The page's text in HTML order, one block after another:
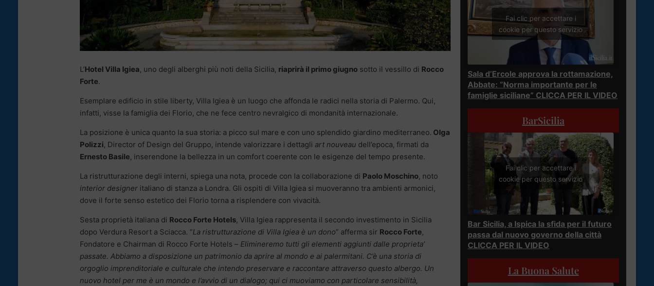
L’Hotel Villa Igiea, uno degli alberghi più noti della Sicilia, riaprirà il primo giugno sotto il vessillo di Rocco
Forte.
Esemplare edificio in stile liberty, Villa Igiea è un luogo che affonda le radici nella storia di Palermo. Qui,
infatti, visse la famiglia dei Florio, che ne fece centro nevralgico di mondanità internazionale.
La posizione è unica quanto la sua storia: a picco sul mare e con uno splendido giardino mediterraneo. Olga
Polizzi, Director of Design del Gruppo, intende valorizzare i dettagli art nouveau dell’epoca, firmati da
Ernesto Basile, inserendone la bellezza in un comfort coerente con le esigenze del tempo presente.
La ristrutturazione degli interni, spiega una nota, procede con la collaborazione di Paolo Moschino, noto
interior designer italiano di stanza a Londra. Gli ospiti di Villa Igiea si muoveranno tra ambienti armonici,
dove il forte senso estetico dei Florio torna a risplendere con vivacità.
Sesta proprietà italiana di Rocco Forte Hotels, Villa Igiea rappresenta il secondo investimento in Sicilia
dopo Verdura Resort a Sciacca. “La ristrutturazione di Villa Igiea è un dono” afferma sir Rocco Forte,
Fondatore e Chairman di Rocco Forte Hotels – Elimineremo tutti gli elementi aggiunti dalle proprieta’
passate. Abbiamo a disposizione un patrimonio da aprire al mondo e ai palermitani. C’è una storia di
orgoglio imprenditoriale e culturale che intendo preservare e raccontare attraverso questo albergo. Un
nuovo hotel per me è un mondo e l’avvio di un dialogo; qui ci muoviamo con particolare sensibilità,
Fai clic per accettare i
cookie per questo servizio
Sala d’Ercole approva la rottamazione,
Abbate: “Norma importante per le
famiglie siciliane” CLICCA PER IL VIDEO
BarSicilia
Fai clic per accettare i
cookie per questo servizio
Bar Sicilia, a Ispica la sfida per il futuro
passa dal nuovo governo della città
CLICCA PER IL VIDEO
La Buona Salute